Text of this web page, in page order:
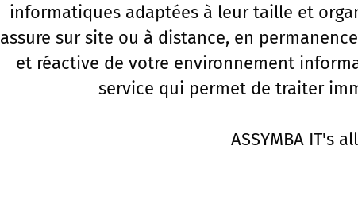
informatiques adaptées à leur taille et
assure sur site ou à distance, en
et réactive de votre environnement
service qui permet de traiter
ASSYMBA IT's